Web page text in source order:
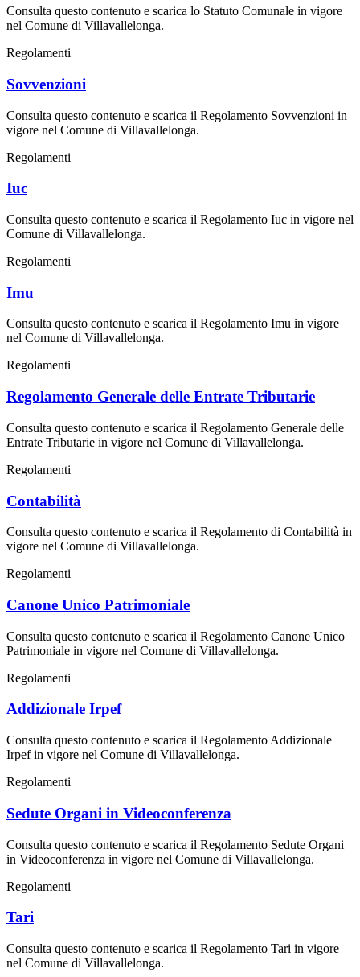
Consulta questo contenuto e scarica lo Statuto Comunale in vigore
nel Comune di Villavallelonga.
Regolamenti
Sovvenzioni
Consulta questo contenuto e scarica il Regolamento Sovvenzioni in
vigore nel Comune di Villavallelonga.
Regolamenti
Iuc
Consulta questo contenuto e scarica il Regolamento Iuc in vigore nel
Comune di Villavallelonga.
Regolamenti
Imu
Consulta questo contenuto e scarica il Regolamento Imu in vigore
nel Comune di Villavallelonga.
Regolamenti
Regolamento Generale delle Entrate Tributarie
Consulta questo contenuto e scarica il Regolamento Generale delle
Entrate Tributarie in vigore nel Comune di Villavallelonga.
Regolamenti
Contabilità
Consulta questo contenuto e scarica il Regolamento di Contabilità in
vigore nel Comune di Villavallelonga.
Regolamenti
Canone Unico Patrimoniale
Consulta questo contenuto e scarica il Regolamento Canone Unico
Patrimoniale in vigore nel Comune di Villavallelonga.
Regolamenti
Addizionale Irpef
Consulta questo contenuto e scarica il Regolamento Addizionale
Irpef in vigore nel Comune di Villavallelonga.
Regolamenti
Sedute Organi in Videoconferenza
Consulta questo contenuto e scarica il Regolamento Sedute Organi
in Videoconferenza in vigore nel Comune di Villavallelonga.
Regolamenti
Tari
Consulta questo contenuto e scarica il Regolamento Tari in vigore
nel Comune di Villavallelonga.